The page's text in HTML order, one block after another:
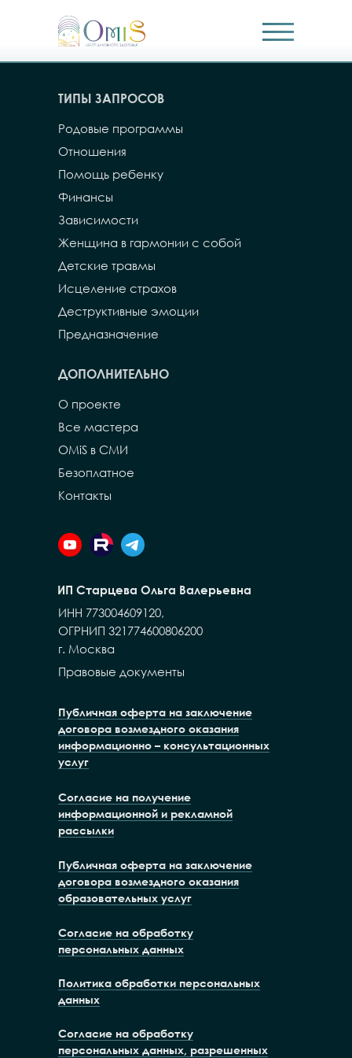
О проекте
Безоплатное
Контакты
ДОПОЛНИТЕЛЬНО
Родовые программы
Отношения
Помощь ребенку
Финансы
ТИПЫ ЗАПРОСОВ
Женщина в гармонии с собой
Детские травмы
Исцеление страхов
Деструктивные эмоции
Зависимости
Публичная оферта на заключение
договора возмездного оказания
информационно – консультационных
услуг
Публичная оферта на заключение
договора возмездного оказания
образовательных услуг
Политика обработки персональных
данных
Согласие на обработку
персональных данных
Согласие на получение
информационной и рекламной
рассылки
Согласие на обработку
персональных данных, разрешенных
OMiS в СМИ
Правовые документы
ИНН 773004609120,
ОГРНИП 321774600806200
г. Москва
ИП Старцева Ольга Валерьевна
Предназначение
Все мастера